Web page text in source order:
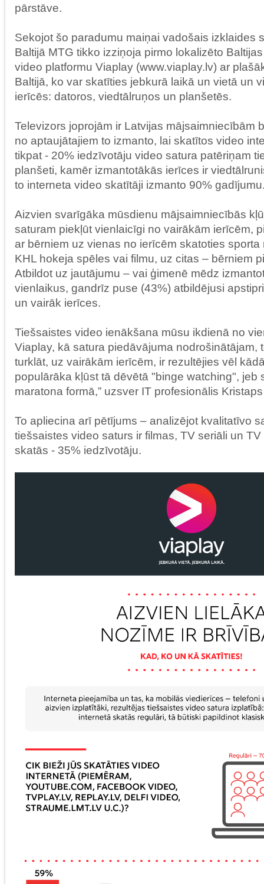
pārstāve.
Sekojot šo paradumu maiņai vadošais izklaides
Baltijā MTG tikko izziņoja pirmo lokalizēto
video platformu Viaplay (www.viaplay.lv) ar
Baltijā, ko var skatīties jebkurā laikā un vietā un
ierīcēs: datoros, viedtālruņos un planšetēs.
Televizors joprojām ir Latvijas mājsaimniecībām
no aptaujātajiem to izmanto, lai skatītos video
tikpat - 20% iedzīvotāju video satura patēriņam
planšeti, kamēr izmantotākās ierīces ir
to interneta video skatītāji izmanto 90%
Aizvien svarīgāka mūsdienu mājsaimniecībās
saturam piekļūt vienlaicīgi no vairākām ierīcēm,
ar bērniem uz vienas no ierīcēm skatoties sporta
KHL hokeja spēles vai filmu, uz citas – bērniem
Atbildot uz jautājumu – vai ģimenē mēdz
vienlaikus, gandrīz puse (43%) atbildējusi
un vairāk ierīces.
Tiešsaistes video ienākšana mūsu ikdienā no
Viaplay, kā satura piedāvājuma nodrošinātājam,
turklāt, uz vairākām ierīcēm, ir rezultējies vēl
populārāka kļūst tā dēvētā "binge watching", jeb
maratona formā,” uzsver IT profesionālis
To apliecina arī pētījums – analizējot kvalitatīvo
tiešsaistes video saturs ir filmas, TV seriāli un
skatās - 35% iedzīvotāju.